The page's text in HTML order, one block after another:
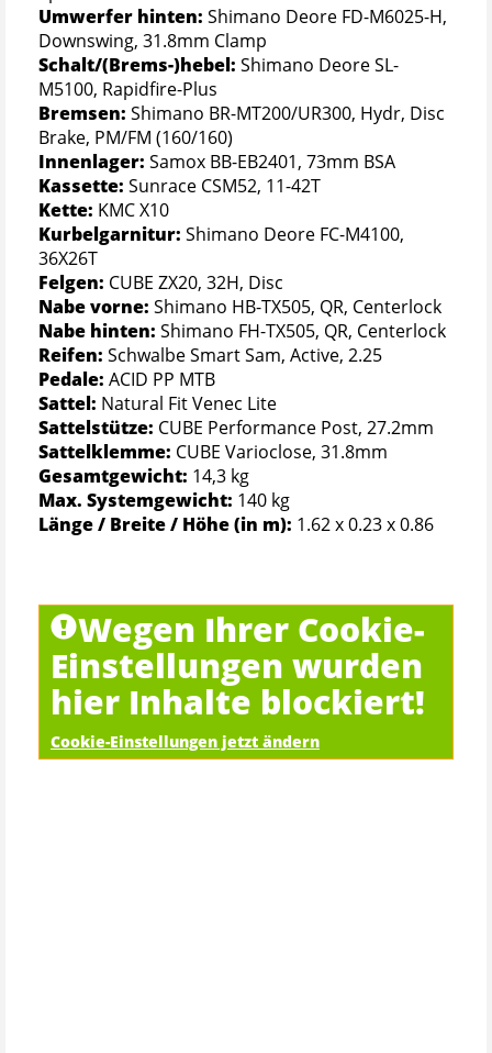
Umwerfer hinten: Shimano Deore FD-M6025-H,
Downswing, 31.8mm Clamp
Schalt/(Brems-)hebel: Shimano Deore SL-
M5100, Rapidfire-Plus
Bremsen: Shimano BR-MT200/UR300, Hydr, Disc
Brake, PM/FM (160/160)
Innenlager: Samox BB-EB2401, 73mm BSA
Kassette: Sunrace CSM52, 11-42T
Kette: KMC X10
Kurbelgarnitur: Shimano Deore FC-M4100,
36X26T
Felgen: CUBE ZX20, 32H, Disc
Nabe vorne: Shimano HB-TX505, QR, Centerlock
Nabe hinten: Shimano FH-TX505, QR, Centerlock
Reifen: Schwalbe Smart Sam, Active, 2.25
Pedale: ACID PP MTB
Sattel: Natural Fit Venec Lite
Sattelstütze: CUBE Performance Post, 27.2mm
Sattelklemme: CUBE Varioclose, 31.8mm
Gesamtgewicht: 14,3 kg
Max. Systemgewicht: 140 kg
Länge / Breite / Höhe (in m): 1.62 x 0.23 x 0.86
Wegen Ihrer Cookie-
Einstellungen wurden
hier Inhalte blockiert!
Cookie-Einstellungen jetzt ändern